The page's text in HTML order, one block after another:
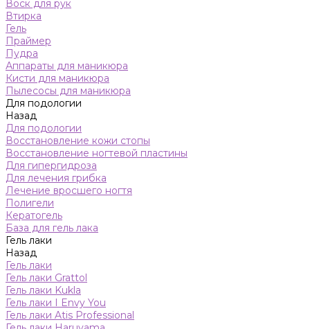
Воск для рук
Втирка
Гель
Праймер
Пудра
Аппараты для маникюра
Кисти для маникюра
Пылесосы для маникюра
Для подологии
Назад
Для подологии
Восстановление кожи стопы
Восстановление ногтевой пластины
Для гипергидроза
Для лечения грибка
Лечение вросшего ногтя
Полигели
Кератогель
База для гель лака
Гель лаки
Назад
Гель лаки
Гель лаки Grattol
Гель лаки Kukla
Гель лаки I Envy You
Гель лаки Atis Professional